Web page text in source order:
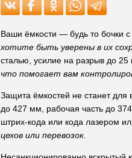
Ваши ёмкости — будь то бочки
хотите быть уверены в их
сталью, усилие на разрыв до
что помогает вам
Защита ёмкостей не станет
до 427 мм, рабочая часть до
штрих-кода или кода лазером
цехов или перевозок.